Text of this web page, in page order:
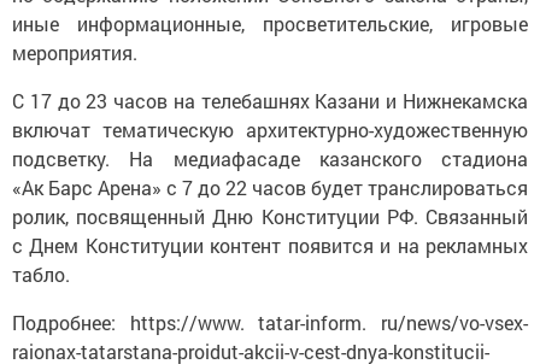
иные информационные, просветительские, игровые
мероприятия.
С 17 до 23 часов на телебашнях Казани и Нижнекамска
включат тематическую архитектурно-художественную
подсветку. На медиафасаде казанского стадиона
«Ак Барс Арена» с 7 до 22 часов будет транслироваться
ролик, посвященный Дню Конституции РФ. Связанный
с Днем Конституции контент появится и на рекламных
табло.
Подробнее: https://www. tatar-inform. ru/news/vo-vsex-
raionax-tatarstana-proidut-akcii-v-cest-dnya-konstitucii-